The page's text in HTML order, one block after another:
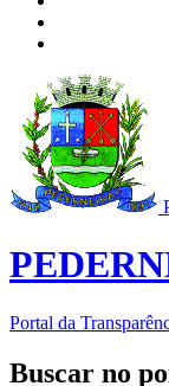
Portal da
Buscar no